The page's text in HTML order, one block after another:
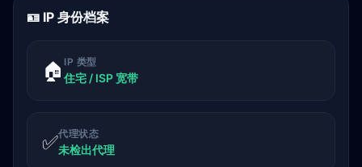
🪪 IP 身份档案
🏠 IP 类型
住宅 / ISP 宽带
✅代理状态
未检出代理